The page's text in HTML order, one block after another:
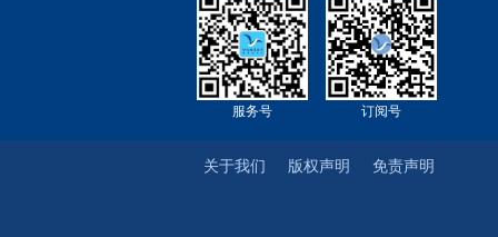
订阅号
服务号
免责声明
版权声明
关于我们